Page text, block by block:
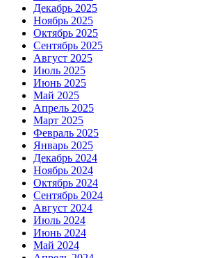
Декабрь 2025
Ноябрь 2025
Октябрь 2025
Сентябрь 2025
Август 2025
Июль 2025
Июнь 2025
Май 2025
Апрель 2025
Март 2025
Февраль 2025
Январь 2025
Декабрь 2024
Ноябрь 2024
Октябрь 2024
Сентябрь 2024
Август 2024
Июль 2024
Июнь 2024
Май 2024